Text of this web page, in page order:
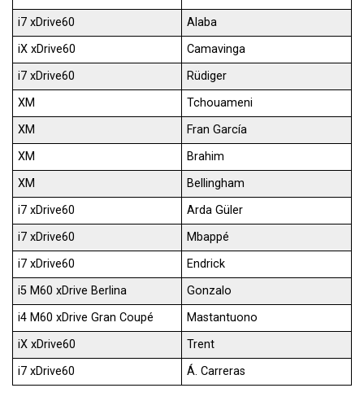
i7 xDrive60
Alaba
iX xDrive60
Camavinga
i7 xDrive60
Rüdiger
XM
Tchouameni
XM
Fran García
XM
Brahim
XM
Bellingham
i7 xDrive60
Arda Güler
i7 xDrive60
Mbappé
i7 xDrive60
Endrick
i5 M60 xDrive Berlina
Gonzalo
i4 M60 xDrive Gran Coupé
Mastantuono
iX xDrive60
Trent
i7 xDrive60
Á. Carreras